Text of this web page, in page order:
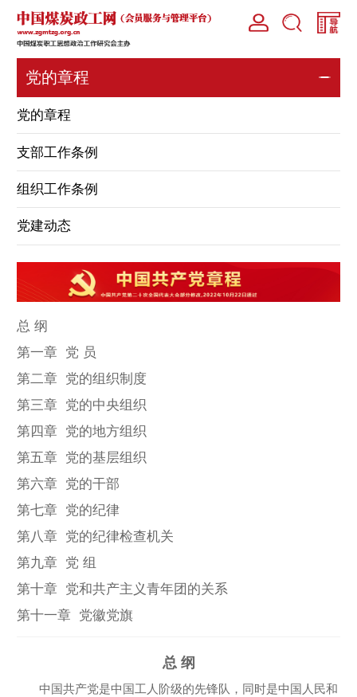
党的章程
党的章程
支部工作条例
组织工作条例
党建动态
总 纲
第一章 党 员
第二章 党的组织制度
第三章 党的中央组织
第四章 党的地方组织
第五章 党的基层组织
第六章 党的干部
第七章 党的纪律
第八章 党的纪律检查机关
第九章 党 组
第十章 党和共产主义青年团的关系
第十一章 党徽党旗
总 纲
中国共产党是中国工人阶级的先锋队，同时是中国人民和